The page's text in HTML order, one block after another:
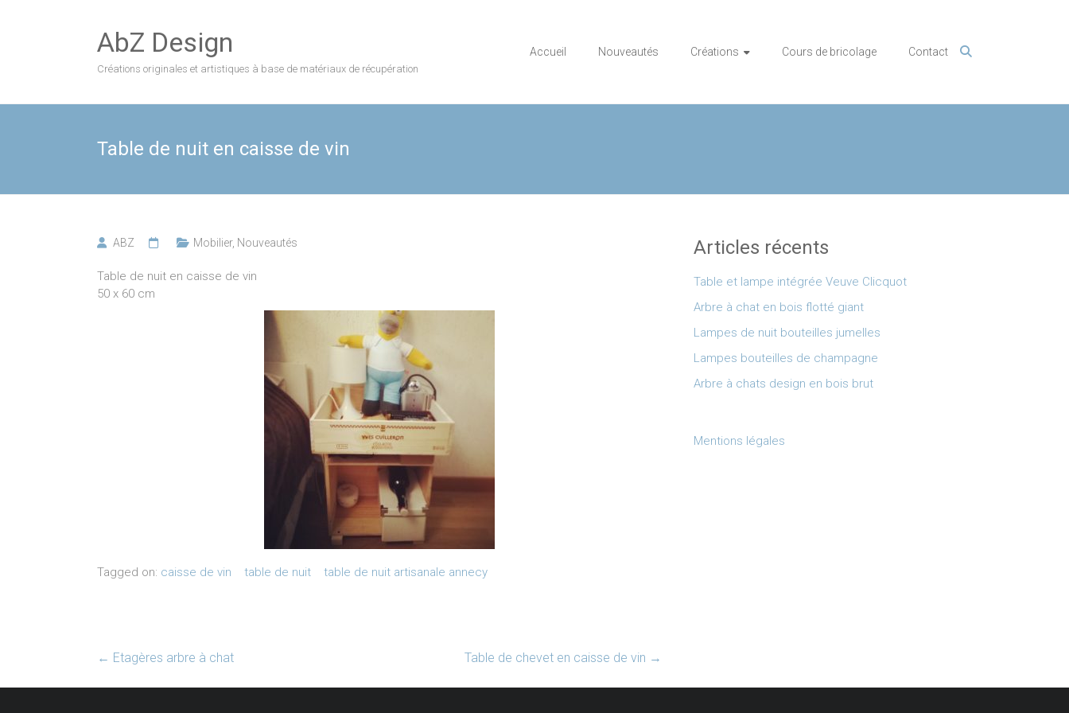
AbZ Design
Créations originales et artistiques à base de matériaux de récupération
Accueil Nouveautés Créations Cours de bricolage Contact
Table de nuit en caisse de vin
ABZ Mobilier, Nouveautés
Table de nuit en caisse de vin
50 x 60 cm
Tagged on: caisse de vin table de nuit table de nuit artisanale annecy
← Etagères arbre à chat Table de chevet en caisse de vin →
Articles récents
Table et lampe intégrée Veuve Clicquot
Arbre à chat en bois flotté giant
Lampes de nuit bouteilles jumelles
Lampes bouteilles de champagne
Arbre à chats design en bois brut
Mentions légales